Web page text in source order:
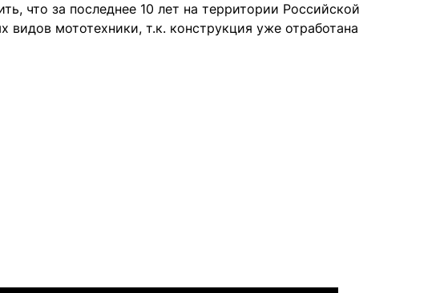
что за последнее 10 лет на территории Российской
мототехники, т.к. конструкция уже отработана